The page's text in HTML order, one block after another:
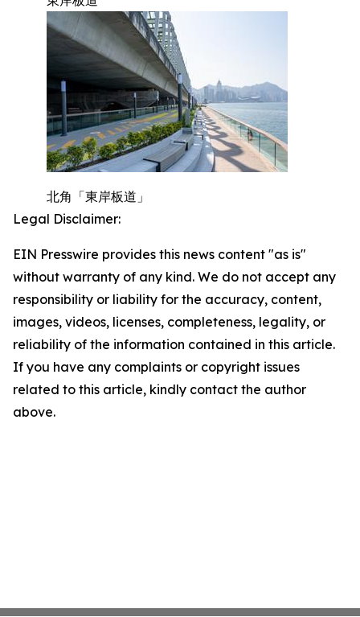
北角「東岸板道」
Legal Disclaimer:
EIN Presswire provides this news content "as is"
without warranty of any kind. We do not accept any
responsibility or liability for the accuracy, content,
images, videos, licenses, completeness, legality, or
reliability of the information contained in this article.
If you have any complaints or copyright issues
related to this article, kindly contact the author
above.